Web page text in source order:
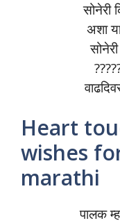
सोनेरी
अशा
Heart
wishes
marathi
पालक